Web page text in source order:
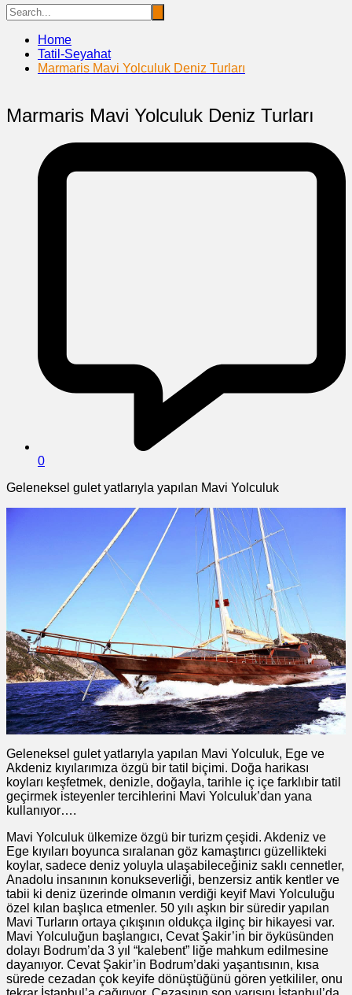
Home
Tatil-Seyahat
Marmaris Mavi Yolculuk Deniz Turları
Marmaris Mavi Yolculuk Deniz Turları
0
Geleneksel gulet yatlarıyla yapılan Mavi Yolculuk
Geleneksel gulet yatlarıyla yapılan Mavi Yolculuk, Ege ve
Akdeniz kıyılarımıza özgü bir tatil biçimi. Doğa harikası
koyları keşfetmek, denizle, doğayla, tarihle iç içe farklıbir tatil
geçirmek isteyenler tercihlerini Mavi Yolculuk’dan yana
kullanıyor….
Mavi Yolculuk ülkemize özgü bir turizm çeşidi. Akdeniz ve
Ege kıyıları boyunca sıralanan göz kamaştırıcı güzellikteki
koylar, sadece deniz yoluyla ulaşabileceğiniz saklı cennetler,
Anadolu insanının konukseverliği, benzersiz antik kentler ve
tabii ki deniz üzerinde olmanın verdiği keyif Mavi Yolculuğu
özel kılan başlıca etmenler. 50 yılı aşkın bir süredir yapılan
Mavi Turların ortaya çıkışının oldukça ilginç bir hikayesi var.
Mavi Yolculuğun başlangıcı, Cevat Şakir’in bir öyküsünden
dolayı Bodrum’da 3 yıl “kalebent” liğe mahkum edilmesine
dayanıyor. Cevat Şakir’in Bodrum’daki yaşantısının, kısa
sürede cezadan çok keyife dönüştüğünü gören yetkililer, onu